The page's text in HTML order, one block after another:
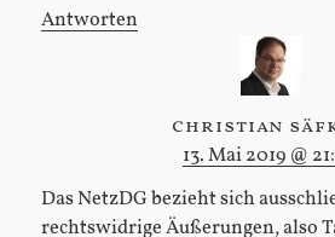
Antworten
christian
13. Mai 2019 @
Das NetzDG bezieht sich
rechtswidrige Äußerungen, also